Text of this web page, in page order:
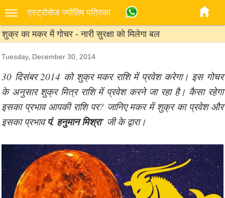
एस्‍ट्रोसेज ज्‍योतिष पत्रिका
शुक्र का मकर में गोचर - नारी सुरक्षा को मिलेगा बल
Tuesday, December 30, 2014
30 दिसंबर 2014 को शुक्र मकर राशि में प्रवेश करेगा। इस गोचर
के अनुसार शुक्र मित्र राशि में प्रवेश करने जा रहा है। कैसा रहेगा
इसका प्रभाव आपकी राशि पर? जानिए मकर में शुक्र का प्रवेश और
इसका प्रभावपं. हनुमान मिश्रा’ जी के द्वारा।